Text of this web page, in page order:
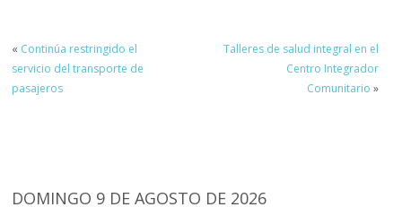
« Continúa restringido el
servicio del transporte de
pasajeros
Talleres de salud integral en el
Centro Integrador
Comunitario »
DOMINGO 9 DE AGOSTO DE 2026